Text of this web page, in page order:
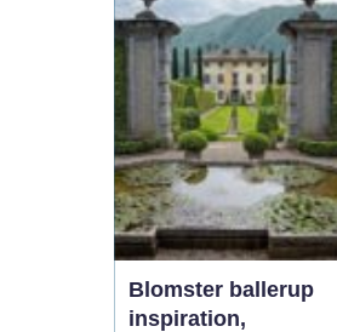
forvandles fisk fra havet
til røgede delikatesser
med dyb sm...
Blomster ballerup
inspiration,